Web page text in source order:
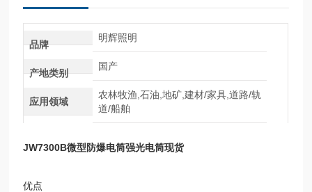
品牌
明辉照明
产地类别
国产
应用领域
农林牧渔,石油,地矿,建材/家具,道路/轨
道/船舶
JW7300B微型防爆电筒强光电筒现货
优点